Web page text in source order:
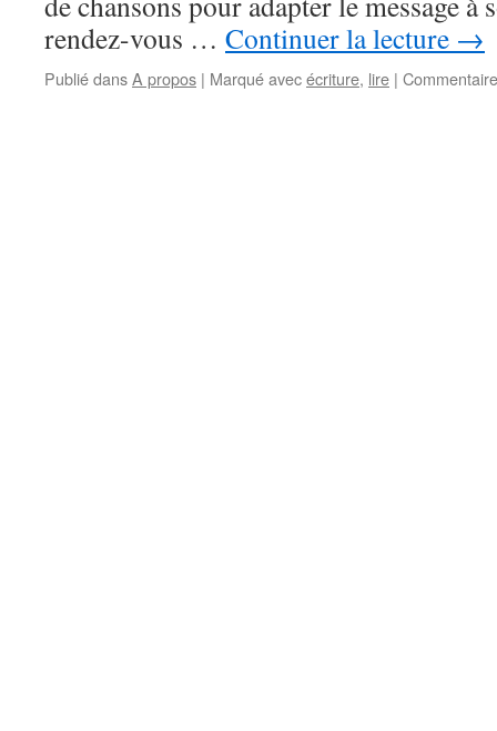
rendez-vous … Continuer la lecture →
Publié dansA propos | Marqué avecécriture, lire |